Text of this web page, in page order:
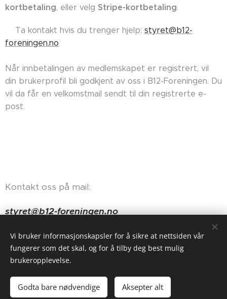
kortbetaling, eller velg Stripe-kortbetaling.
👉🏼Ta kontakt hvis du trenger hjelp: styret@b12-
foreningen.no
Når innbetalingen av medlemskapet er registrert, vil
din brukerprofil bli godkjent av oss i B12-Foreningen. Du
vil da får en velkomstmail sendt til din registrerte e-
post.
Kontakt oss på mail:
styret@b12-foreningen.no
Haugerudveien 84, 0674 Oslo
Vi bruker informasjonskapsler for å sikre at nettsiden vår
fungerer som det skal, og for å tilby deg best mulig
brukeropplevelse.
Godta bare nødvendige Aksepter alt